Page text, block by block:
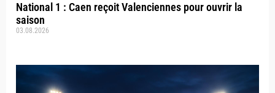
National 1 : Caen reçoit Valenciennes pour ouvrir la
saison
03.08.2026